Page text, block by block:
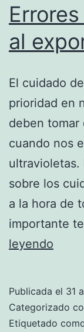
al
El cuidado
prioridad en
deben tomar
cuando nos
ultravioletas.
sobre los
a la hora de
importante
leyendo
al
Publicada el 31
Categorizado
Etiquetado